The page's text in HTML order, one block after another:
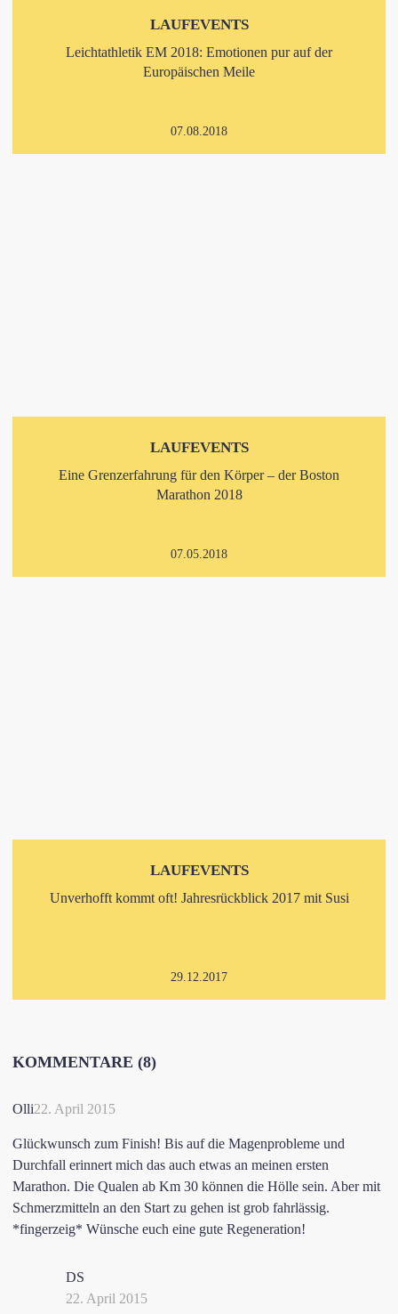
LAUFEVENTS
Leichtathletik EM 2018: Emotionen pur auf der
Europäischen Meile
07.08.2018
LAUFEVENTS
Eine Grenzerfahrung für den Körper – der Boston
Marathon 2018
07.05.2018
LAUFEVENTS
Unverhofft kommt oft! Jahresrückblick 2017 mit Susi
29.12.2017
KOMMENTARE (8)
Olli22. April 2015
Glückwunsch zum Finish! Bis auf die Magenprobleme und
Durchfall erinnert mich das auch etwas an meinen ersten
Marathon. Die Qualen ab Km 30 können die Hölle sein. Aber mit
Schmerzmitteln an den Start zu gehen ist grob fahrlässig.
*fingerzeig* Wünsche euch eine gute Regeneration!
DS
22. April 2015